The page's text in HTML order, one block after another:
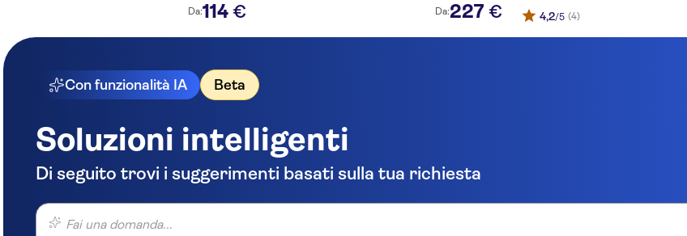
Da:114 € Da:227 € 4,2/5 (4)
Con funzionalità IA Beta
Soluzioni intelligenti
Di seguito trovi i suggerimenti basati sulla tua richiesta
Fai una domanda...